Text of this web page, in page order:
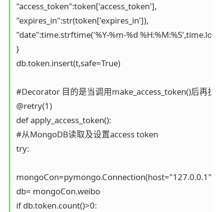
"access_token":token['access_token'],
"expires_in":str(token['expires_in']),
"date":time.strftime('%Y-%m-%d
}
db.token.insert(t,safe=True)
#Decorator 目的是当调用make_access_token()后再执
@retry(1)
def apply_access_token():
#从MongoDB读取及设置access token
try:
db= mongoCon.weibo
if db.token.count()>0: